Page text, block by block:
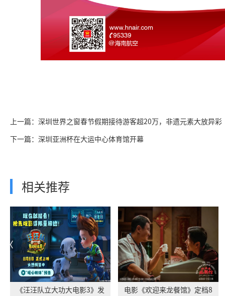
上一篇：深圳世界之窗春节假期接待游客超20万，非遗元素大放异彩
下一篇：深圳亚洲杯在大运中心体育馆开幕
相关推荐
《汪汪队立大功大电影3》发
电影《欢迎来龙餐馆》定档8